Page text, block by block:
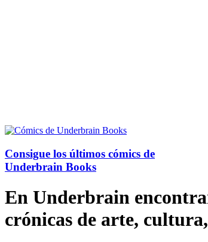
Consigue los últimos cómics de
Underbrain Books
En Underbrain
crónicas de arte,